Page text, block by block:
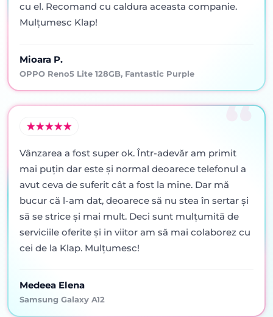
cu el. Recomand cu caldura aceasta companie.
Mulțumesc Klap!
Mioara P.
OPPO Reno5 Lite 128GB, Fantastic Purple
Vânzarea a fost super ok. Într-adevăr am primit
mai puţin dar este şi normal deoarece telefonul a
avut ceva de suferit cât a fost la mine. Dar mă
bucur că l-am dat, deoarece să nu stea în sertar şi
să se strice şi mai mult. Deci sunt mulţumită de
serviciile oferite şi in viitor am să mai colaborez cu
cei de la Klap. Mulţumesc!
Medeea Elena
Samsung Galaxy A12